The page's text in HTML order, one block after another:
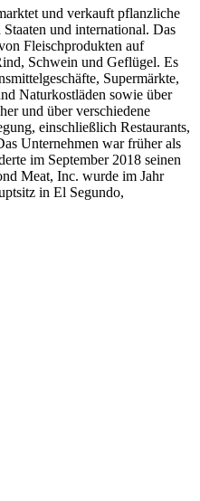
und verkauft pflanzliche
und international. Das
Fleischprodukten auf
Schwein und Geflügel. Es
Supermärkte,
Naturkostläden sowie über
und über verschiedene
einschließlich Restaurants,
Unternehmen war früher als
im September 2018 seinen
Meat, Inc. wurde im Jahr
in El Segundo,